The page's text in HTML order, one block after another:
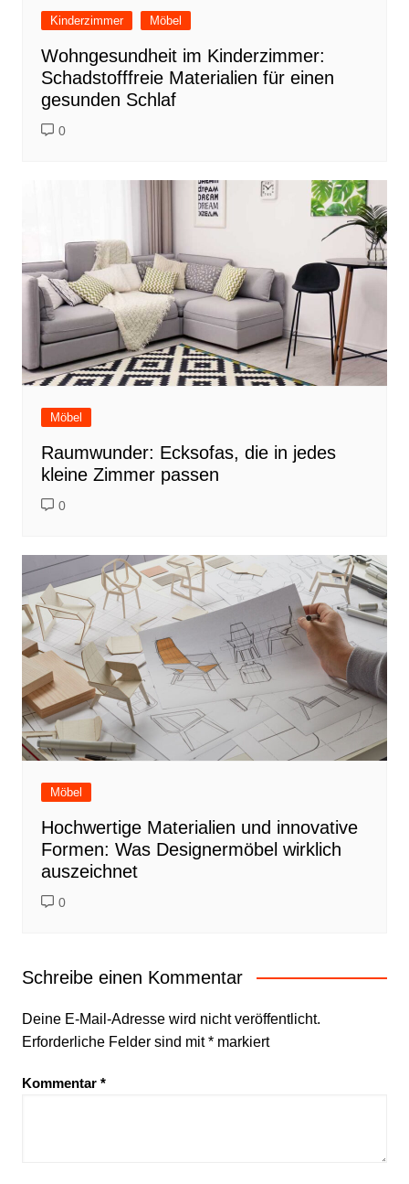
Kinderzimmer Möbel
Wohngesundheit im Kinderzimmer:
Schadstofffreie Materialien für einen
gesunden Schlaf
0
Möbel
Raumwunder: Ecksofas, die in jedes
kleine Zimmer passen
0
Möbel
Hochwertige Materialien und innovative
Formen: Was Designermöbel wirklich
auszeichnet
0
Schreibe einen Kommentar
Deine E-Mail-Adresse wird nicht veröffentlicht.
Erforderliche Felder sind mit*markiert
Kommentar *